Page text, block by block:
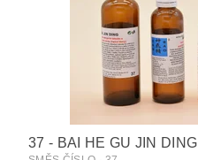
37 - BAI HE GU JIN DING